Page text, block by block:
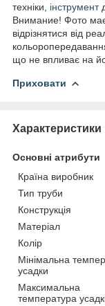
техніки, інструмент
Внимание! Фото
відрізнятися від
що не впливає на
Приховати
Характеристики
Основні атрибути
Країна виробник
Тип труби
Конструкція
Матеріал
Колір
Мінімальна
усадки
Максимальна
температура